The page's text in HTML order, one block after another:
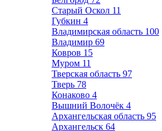
Старый Оскол 11
Губкин 4
Владимирская область 100
Владимир 69
Ковров 15
Муром 11
Тверская область 97
Тверь 78
Конаково 4
Вышний Волочёк 4
Архангельская область 95
Архангельск 64